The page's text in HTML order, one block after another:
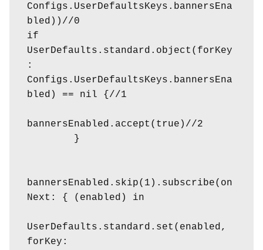
Configs.UserDefaultsKeys.bannersEna
bled))//0
if
UserDefaults.standard.object(forKey
:
Configs.UserDefaultsKeys.bannersEna
bled) == nil {//1
bannersEnabled.accept(true)//2
bannersEnabled.skip(1).subscribe(on
Next: { (enabled) in
UserDefaults.standard.set(enabled,
forKey: